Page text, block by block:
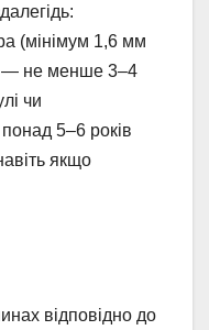
(мінімум 1,6 мм
— не менше 3–4
чи
5–6 років
якщо
відповідно до